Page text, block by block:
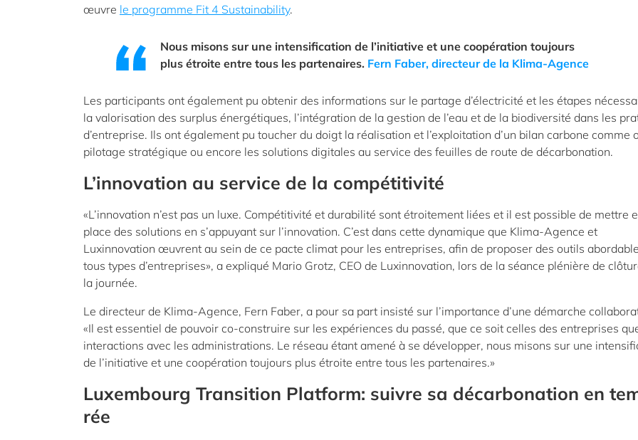
œuvre le programme Fit 4 Sustainability.
Nous misons sur une intensification de l’initiative et une coopération toujours
plus étroite entre tous les partenaires. Fern Faber, directeur de la Klima-Agence
Les participants ont également pu obtenir des informations sur le partage d’électricité et les étapes
la valorisation des surplus énergétiques, l’intégration de la gestion de l’eau et de la biodiversité dans les
d’entreprise. Ils ont également pu toucher du doigt la réalisation et l’exploitation d’un bilan carbone comme
pilotage stratégique ou encore les solutions digitales au service des feuilles de route de décarbonation.
L’innovation au service de la compétitivité
«L’innovation n’est pas un luxe. Compétitivité et durabilité sont étroitement liées et il est possible de mettre
place des solutions en s’appuyant sur l’innovation. C’est dans cette dynamique que Klima-Agence et
Luxinnovation œuvrent au sein de ce pacte climat pour les entreprises, afin de proposer des outils
tous types d’entreprises», a expliqué Mario Grotz, CEO de Luxinnovation, lors de la séance plénière de
la journée.
Le directeur de Klima-Agence, Fern Faber, a pour sa part insisté sur l’importance d’une démarche
«Il est essentiel de pouvoir co-construire sur les expériences du passé, que ce soit celles des entreprises
interactions avec les administrations. Le réseau étant amené à se développer, nous misons sur une
de l’initiative et une coopération toujours plus étroite entre tous les partenaires.»
Luxembourg Transition Platform: suivre sa décarbonation en
rée